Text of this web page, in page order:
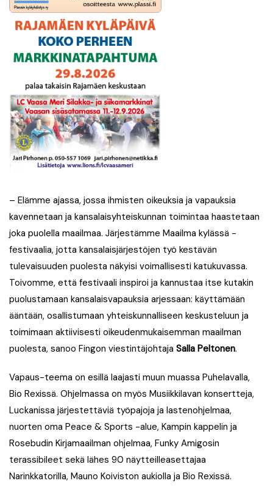
– Elämme ajassa, jossa ihmisten oikeuksia ja vapauksia
kavennetaan ja kansalaisyhteiskunnan toimintaa haastetaan
joka puolella maailmaa. Järjestämme Maailma kylässä -
festivaalia, jotta kansalaisjärjestöjen työ kestävän
tulevaisuuden puolesta näkyisi voimallisesti katukuvassa.
Toivomme, että festivaali inspiroi ja kannustaa itse kutakin
puolustamaan kansalaisvapauksia arjessaan: käyttämään
ääntään, osallistumaan yhteiskunnalliseen keskusteluun ja
toimimaan aktiivisesti oikeudenmukaisemman maailman
puolesta, sanoo Fingon viestintäjohtaja Salla Peltonen.
Vapaus-teema on esillä laajasti muun muassa Puhelavalla,
Bio Rexissä. Ohjelmassa on myös Musiikkilavan konsertteja,
Luckanissa järjestettäviä työpajoja ja lastenohjelmaa,
nuorten oma Peace & Sports -alue, Kampin kappelin ja
Rosebudin Kirjamaailman ohjelmaa, Funky Amigosin
terassibileet sekä lähes 90 näytteilleasettajaa
Narinkkatorilla, Mauno Koiviston aukiolla ja Bio Rexissä.